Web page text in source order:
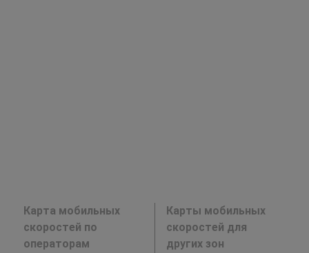
Карта мобильных
скоростей по
операторам
Карты мобильных
скоростей для
других зон